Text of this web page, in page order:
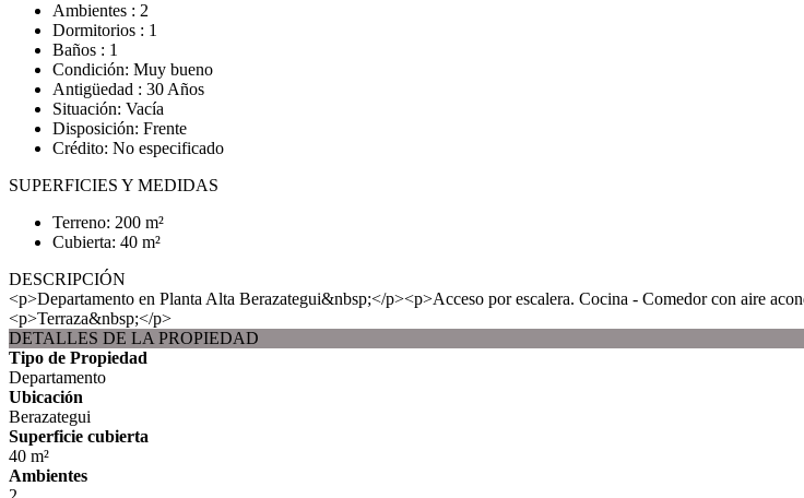
Ambientes : 2
Dormitorios : 1
Baños : 1
Condición: Muy bueno
Antigüedad : 30 Años
Situación: Vacía
Disposición: Frente
Crédito: No especificado
SUPERFICIES Y MEDIDAS
Terreno: 200 m²
Cubierta: 40 m²
DESCRIPCIÓN
<p>Departamento en Planta Alta Berazategui&nbsp;</p><p>Acceso por escalera. Cocina - Comedor con aire
<p>Terraza&nbsp;</p>
DETALLES DE LA PROPIEDAD
Tipo de Propiedad
Departamento
Ubicación
Berazategui
Superficie cubierta
40 m²
Ambientes